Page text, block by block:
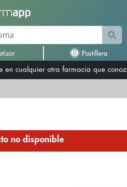
en cualquier otra farmacia que
no disponible